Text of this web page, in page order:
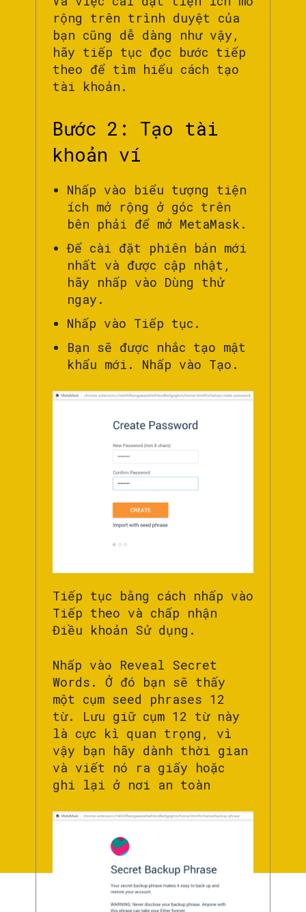
rộng trên trình duyệt của
bạn cũng dễ dàng như vậy,
hãy tiếp tục đọc bước tiếp
theo để tìm hiểu cách tạo
tài khoản.
Bước 2: Tạo tài
khoản ví
Nhấp vào biểu tượng tiện
ích mở rộng ở góc trên
bên phải để mở MetaMask.
Để cài đặt phiên bản mới
nhất và được cập nhật,
hãy nhấp vào Dùng thử
ngay.
Nhấp vào Tiếp tục.
Bạn sẽ được nhắc tạo mật
khẩu mới. Nhấp vào Tạo.
Tiếp tục bằng cách nhấp vào
Tiếp theo và chấp nhận
Điều khoản Sử dụng.
Nhấp vào Reveal Secret
Words. Ở đó bạn sẽ thấy
một cụm seed phrases 12
từ. Lưu giữ cụm 12 từ này
là cực kì quan trọng, vì
vậy bạn hãy dành thời gian
và viết nó ra giấy hoặc
ghi lại ở nơi an toàn